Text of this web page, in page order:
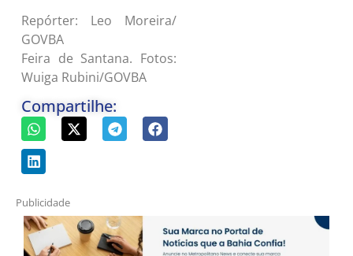
Repórter: Leo Moreira/
GOVBA
Feira de Santana. Fotos:
Wuiga Rubini/GOVBA
Compartilhe:
Publicidade